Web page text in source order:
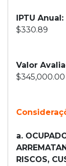
IPTU Anual:
$330.89
Valor
$345,000.00
a.
RISCOS,